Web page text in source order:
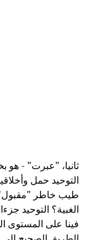
ثانيا، "عبرت" - هو
التوحيد حمل
طيب خاطر "مقبول"
الغبية؟ التوحيد
فينا على المستوى